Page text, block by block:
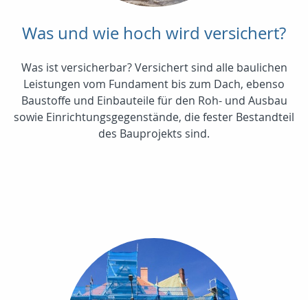
Was und wie hoch wird versichert?
Was ist versicherbar? Versichert sind alle baulichen
Leistungen vom Fundament bis zum Dach, ebenso
Baustoffe und Einbauteile für den Roh- und Ausbau
sowie Einrichtungsgegenstände, die fester Bestandteil
des Bauprojekts sind.